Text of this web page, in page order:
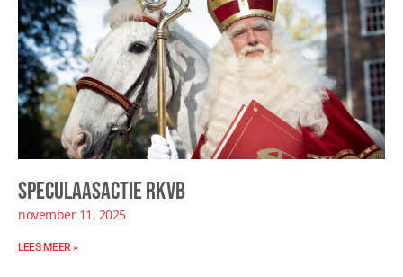
Speculaasactie RKVB
november 11, 2025
LEES MEER »